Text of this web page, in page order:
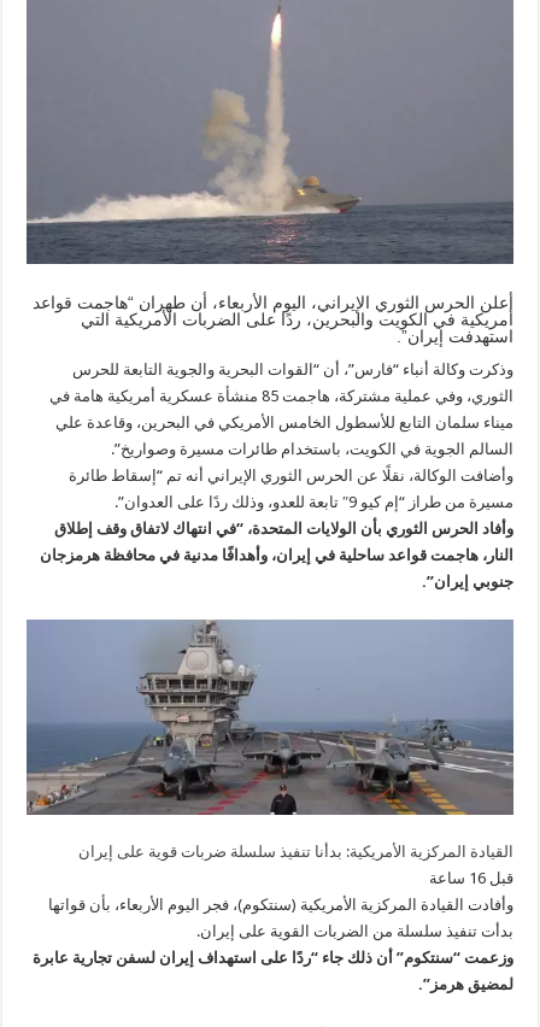
أعلن الحرس الثوري الإيراني، اليوم الأربعاء، أن طهران “هاجمت قواعد
أمريكية في الكويت والبحرين، ردًا على الضربات الأمريكية التي
استهدفت إيران”.
وذكرت وكالة أنباء “فارس”، أن “القوات البحرية والجوية التابعة للحرس
الثوري، وفي عملية مشتركة، هاجمت 85 منشأة عسكرية أمريكية هامة في
ميناء سلمان التابع للأسطول الخامس الأمريكي في البحرين، وقاعدة علي
السالم الجوية في الكويت، باستخدام طائرات مسيرة وصواريخ”.
وأضافت الوكالة، نقلًا عن الحرس الثوري الإيراني أنه تم “إسقاط طائرة
مسيرة من طراز “إم كيو 9″ تابعة للعدو، وذلك ردًا على العدوان”.
وأفاد الحرس الثوري بأن الولايات المتحدة، “في انتهاك لاتفاق وقف إطلاق
النار، هاجمت قواعد ساحلية في إيران، وأهدافًا مدنية في محافظة هرمزجان
جنوبي إيران”.
القيادة المركزية الأمريكية: بدأنا تنفيذ سلسلة ضربات قوية على إيران
قبل 16 ساعة
وأفادت القيادة المركزية الأمريكية (سنتكوم)، فجر اليوم الأربعاء، بأن قواتها
بدأت تنفيذ سلسلة من الضربات القوية على إيران.
وزعمت “سنتكوم” أن ذلك جاء “ردًا على استهداف إيران لسفن تجارية عابرة
لمضيق هرمز”.